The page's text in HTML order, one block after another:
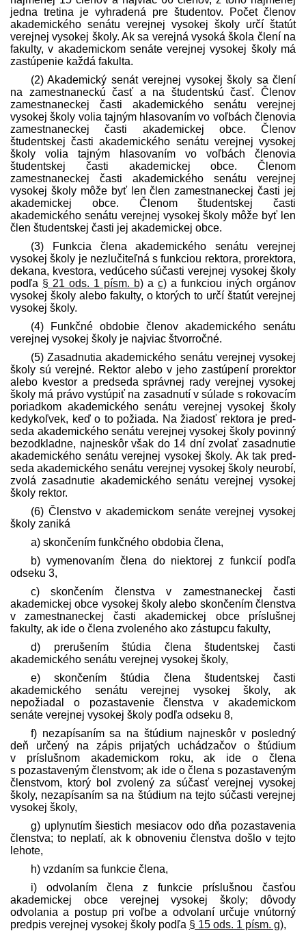
jedna tretina je vyhradená pre študentov. Počet členov
akademického senátu verejnej vysokej školy určí štatút
verejnej vysokej školy. Ak sa verejná vysoká škola člení na
fakulty, v akademickom senáte verejnej vysokej školy má
zastúpenie každá fakulta.
(2) Akademický senát verejnej vysokej školy sa člení
na zamestnaneckú časť a na študentskú časť. Členov
zamestnaneckej časti akademického senátu verejnej
vysokej školy volia tajným hlasovaním vo voľbách členovia
zamestnaneckej časti akademickej obce. Členov
študentskej časti akademického senátu verejnej vysokej
školy volia tajným hlasovaním vo voľbách členovia
študentskej časti akademickej obce. Členom
zamestnaneckej časti akademického senátu verejnej
vysokej školy môže byť len člen zamestnaneckej časti jej
akademickej obce. Členom študentskej časti
akademického senátu verejnej vysokej školy môže byť len
člen študentskej časti jej akademickej obce.
(3) Funkcia člena akademického senátu verejnej
vysokej školy je nezlučiteľná s funkciou rektora, prorektora,
dekana, kvestora, vedúceho súčasti verejnej vysokej školy
podľa § 21 ods. 1 písm. b) a c) a funkciou iných orgánov
vysokej školy alebo fakulty, o ktorých to určí štatút verejnej
vysokej školy.
(4) Funkčné obdobie členov akademického senátu
verejnej vysokej školy je najviac štvorročné.
(5) Zasadnutia akademického senátu verejnej vysokej
školy sú verejné. Rektor alebo v jeho zastúpení prorektor
alebo kvestor a pred­seda správnej rady verejnej vysokej
školy má právo vystúpiť na zasadnutí v súlade s rokovacím
poriadkom akademického senátu verejnej vysokej školy
kedykoľvek, keď o to požiada. Na žiadosť rektora je pred­
seda akademického senátu verejnej vysokej školy povinný
bezodkladne, najneskôr však do 14 dní zvolať zasadnutie
akademického senátu verejnej vysokej školy. Ak tak pred­
seda akademického senátu verejnej vysokej školy neurobí,
zvolá zasadnutie akademického senátu verejnej vysokej
školy rektor.
(6) Členstvo v akademickom senáte verejnej vysokej
školy zaniká
a) skončením funkčného obdobia člena,
b) vymenovaním člena do niektorej z funkcií podľa
odseku 3,
c) skončením členstva v zamestnaneckej časti
akademickej obce vysokej školy alebo skončením členstva
v zamestnaneckej časti akademickej obce príslušnej
fakulty, ak ide o člena zvoleného ako zástupcu fakulty,
d) prerušením štúdia člena študentskej časti
akademického senátu verejnej vysokej školy,
e) skončením štúdia člena študentskej časti
akademického senátu verejnej vysokej školy, ak
nepožiadal o pozastavenie členstva v akademickom
senáte verejnej vysokej školy podľa odseku 8,
f) nezapísaním sa na štúdium najneskôr v posledný
deň určený na zápis prijatých uchádzačov o štúdium
v príslušnom akademickom roku, ak ide o člena
s pozastaveným členstvom; ak ide o člena s pozastaveným
členstvom, ktorý bol zvolený za súčasť verejnej vysokej
školy, nezapísaním sa na štúdium na tejto súčasti verejnej
vysokej školy,
g) uplynutím šiestich mesiacov odo dňa pozastavenia
členstva; to neplatí, ak k obnoveniu členstva došlo v tejto
lehote,
h) vzdaním sa funkcie člena,
i) odvolaním člena z funkcie príslušnou časťou
akademickej obce verejnej vysokej školy; dôvody
odvolania a postup pri voľbe a odvolaní určuje vnútorný
pred­pis verejnej vysokej školy podľa § 15 ods. 1 písm. g),